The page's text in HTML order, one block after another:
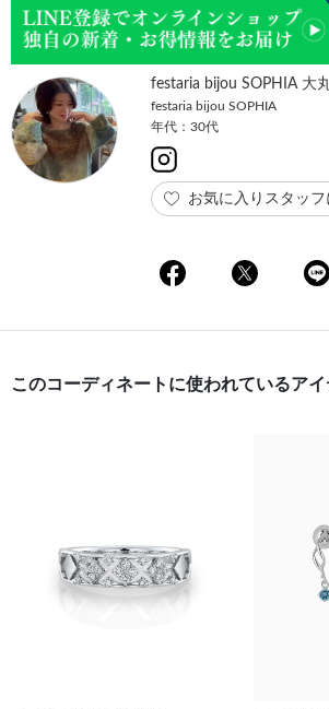
nagano
festaria bijou SOPHIA 大
festaria bijou SOPHIA
年代：30代
お気に入りスタッフ
このコーディネートに使われているアイ